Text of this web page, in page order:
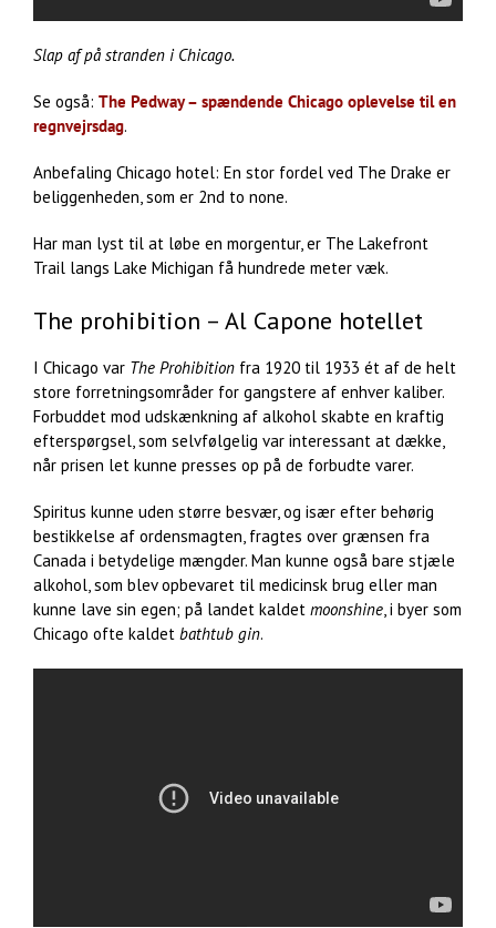
Slap af på stranden i Chicago.
Se også: The Pedway – spændende Chicago oplevelse til en
regnvejrsdag.
Anbefaling Chicago hotel: En stor fordel ved The Drake er
beliggenheden, som er 2nd to none.
Har man lyst til at løbe en morgentur, er The Lakefront
Trail langs Lake Michigan få hundrede meter væk.
The prohibition – Al Capone hotellet
I Chicago var The Prohibition fra 1920 til 1933 ét af de helt
store forretningsområder for gangstere af enhver kaliber.
Forbuddet mod udskænkning af alkohol skabte en kraftig
efterspørgsel, som selvfølgelig var interessant at dække,
når prisen let kunne presses op på de forbudte varer.
Spiritus kunne uden større besvær, og især efter behørig
bestikkelse af ordensmagten, fragtes over grænsen fra
Canada i betydelige mængder. Man kunne også bare stjæle
alkohol, som blev opbevaret til medicinsk brug eller man
kunne lave sin egen; på landet kaldet moonshine, i byer som
Chicago ofte kaldet bathtub gin.